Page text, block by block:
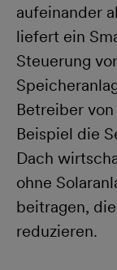
aufeinander
liefert ein
Steuerung
Betreiber
Beispiel die
Dach
ohne
beitragen,
reduzieren.